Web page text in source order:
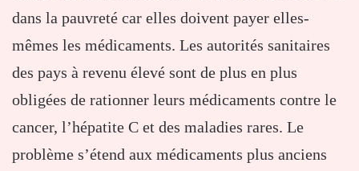
dans la pauvreté car elles doivent payer elles-
mêmes les médicaments. Les autorités sanitaires
des pays à revenu élevé sont de plus en plus
obligées de rationner leurs médicaments contre le
cancer, l’hépatite C et des maladies rares. Le
problème s’étend aux médicaments plus anciens